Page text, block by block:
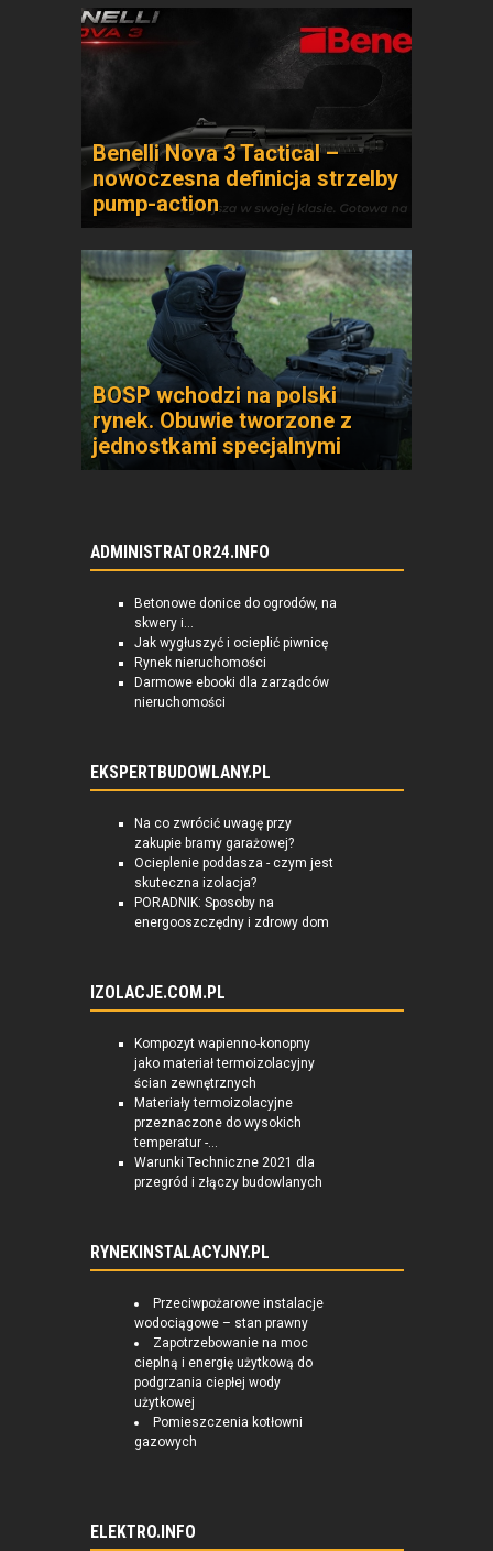
Benelli Nova 3 Tactical –
nowoczesna definicja strzelby
pump-action
BOSP wchodzi na polski
rynek. Obuwie tworzone z
jednostkami specjalnymi
ADMINISTRATOR24.INFO
Betonowe donice do ogrodów, na
skwery i...
Jak wygłuszyć i ocieplić piwnicę
Rynek nieruchomości
Darmowe ebooki dla zarządców
nieruchomości
EKSPERTBUDOWLANY.PL
Na co zwrócić uwagę przy
zakupie bramy garażowej?
Ocieplenie poddasza - czym jest
skuteczna izolacja?
PORADNIK: Sposoby na
energooszczędny i zdrowy dom
IZOLACJE.COM.PL
Kompozyt wapienno-konopny
jako materiał termoizolacyjny
ścian zewnętrznych
Materiały termoizolacyjne
przeznaczone do wysokich
temperatur -...
Warunki Techniczne 2021 dla
przegród i złączy budowlanych
RYNEKINSTALACYJNY.PL
Przeciwpożarowe instalacje
wodociągowe – stan prawny
Zapotrzebowanie na moc
cieplną i energię użytkową do
podgrzania ciepłej wody
użytkowej
Pomieszczenia kotłowni
gazowych
ELEKTRO.INFO